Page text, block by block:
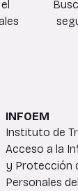
INFOEM
Instituto de
Acceso a la
y Protección
Personales